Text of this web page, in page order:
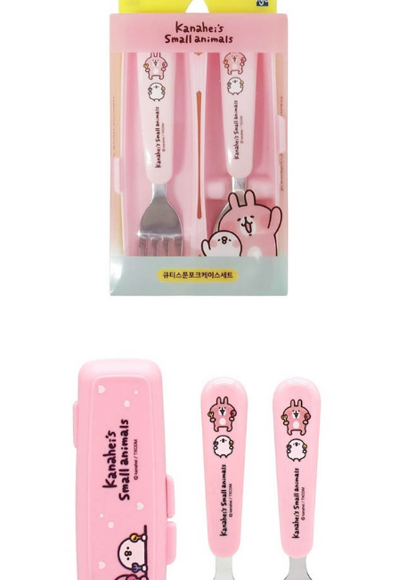
４．使用「AFTEE先享後付」時，將依據個別帳號之用戶狀況，依本公司即
時審查核予不同之上限額度；若仍有額度不足之情形，本公司將視審查結果
請求用戶進行身份認證。
５．嚴禁一人註冊多個帳號或使用他人資訊註冊。若發現惡意使用之情形，
恩沛科技股份有限公司將有權停止該用戶之使用額度並採取法律行動。
每筆NT$100，滿NT$790(含以上)免運費
付款後寶雅門市自取(由倉庫統一出貨)
每筆NT$80，滿NT$290(含以上)免運費